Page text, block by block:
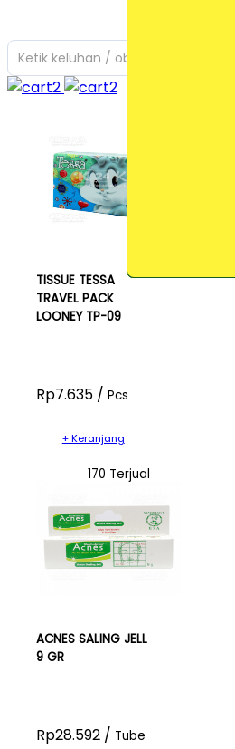
Ketik keluhan / obat yang Anda cari
TISSUE TESSA
TRAVEL PACK
LOONEY TP-09
Rp7.635 / Pcs
+ Keranjang
170 Terjual
ACNES SALING JELL
9 GR
Rp28.592 / Tube